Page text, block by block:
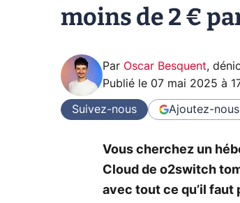
moins de 2 €
Par Oscar Besquent,
Publié le 07 mai 2025 à
Suivez-nous Ajoutez-
Vous cherchez un
Cloud de o2switch
avec tout ce qu’il